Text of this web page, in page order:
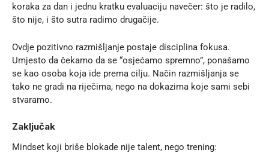
koraka za dan i jednu kratku evaluaciju navečer: što je radilo,
što nije, i što sutra radimo drugačije.
Ovdje pozitivno razmišljanje postaje disciplina fokusa.
Umjesto da čekamo da se “osjećamo spremno”, ponašamo
se kao osoba koja ide prema cilju. Način razmišljanja se
tako ne gradi na riječima, nego na dokazima koje sami sebi
stvaramo.
Zaključak
Mindset koji briše blokade nije talent, nego trening: